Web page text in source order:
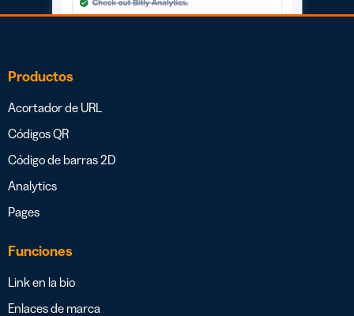
Productos
Acortador de URL
Códigos QR
Código de barras 2D
Analytics
Pages
Funciones
Link en la bio
Enlaces de marca